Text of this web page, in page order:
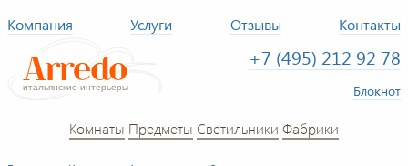
Компания Услуги Отзывы Контакты
+7 (495) 212 92 78
Блокнот
Комнаты Предметы Светильники Фабрики